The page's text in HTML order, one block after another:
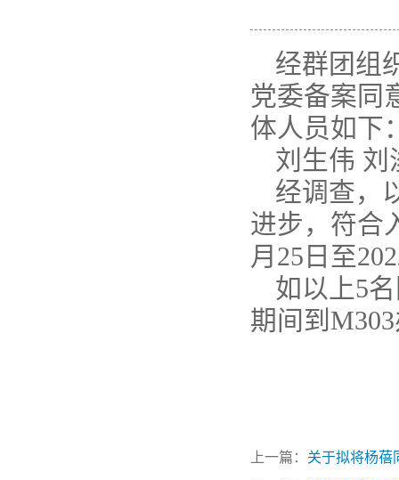
经群团组
党委备案同
体人员如下
刘生伟 刘
经调查，
进步，符合
月25日至
如以上5
期间到
上一篇： 关于拟将杨蓓